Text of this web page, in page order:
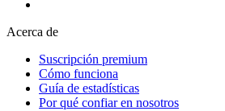
Acerca de
Suscripción premium
Cómo funciona
Guía de estadísticas
Por qué confiar en nosotros